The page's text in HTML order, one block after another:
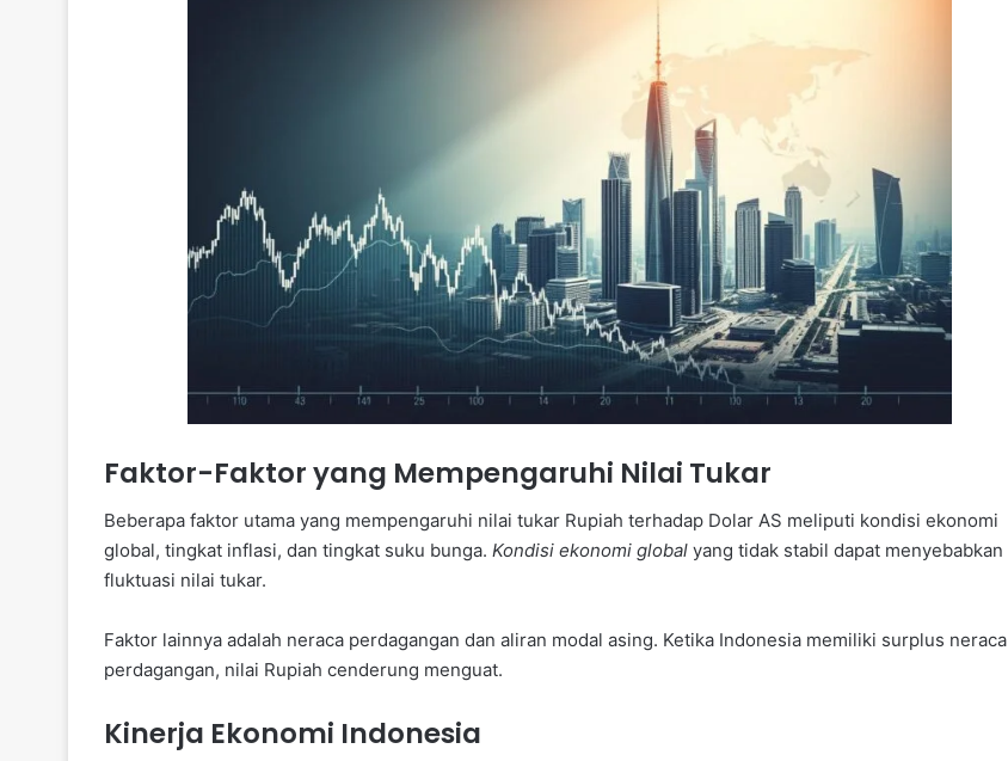
Faktor-Faktor yang Mempengaruhi Nilai Tukar
Beberapa faktor utama yang mempengaruhi nilai tukar Rupiah terhadap Dolar AS meliputi kondisi ekonomi
global, tingkat inflasi, dan tingkat suku bunga. Kondisi ekonomi global yang tidak stabil dapat menyebabkan
fluktuasi nilai tukar.
Faktor lainnya adalah neraca perdagangan dan aliran modal asing. Ketika Indonesia memiliki surplus neraca
perdagangan, nilai Rupiah cenderung menguat.
Kinerja Ekonomi Indonesia